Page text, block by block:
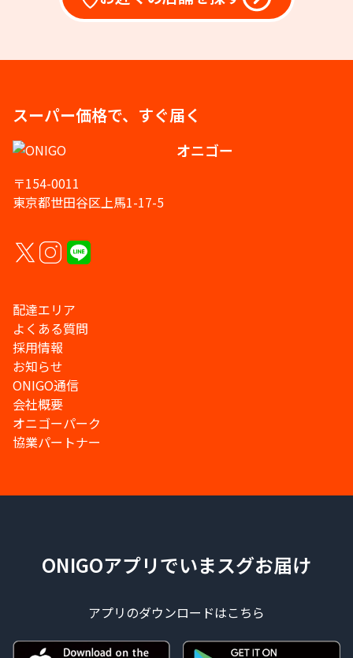
スーパー価格で、すぐ届く
オニゴー
〒154-0011
東京都世田谷区上馬1-17-5
配達エリア
よくある質問
採用情報
お知らせ
ONIGO通信
会社概要
オニゴーパーク
協業パートナー
ONIGOアプリでいまスグお届け
アプリのダウンロードはこちら